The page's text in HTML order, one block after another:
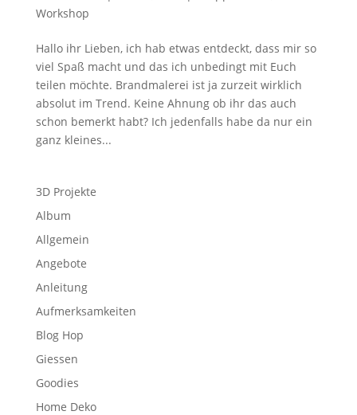
Workshop
Hallo ihr Lieben, ich hab etwas entdeckt, dass mir so
viel Spaß macht und das ich unbedingt mit Euch
teilen möchte. Brandmalerei ist ja zurzeit wirklich
absolut im Trend. Keine Ahnung ob ihr das auch
schon bemerkt habt? Ich jedenfalls habe da nur ein
ganz kleines...
3D Projekte
Album
Allgemein
Angebote
Anleitung
Aufmerksamkeiten
Blog Hop
Giessen
Goodies
Home Deko